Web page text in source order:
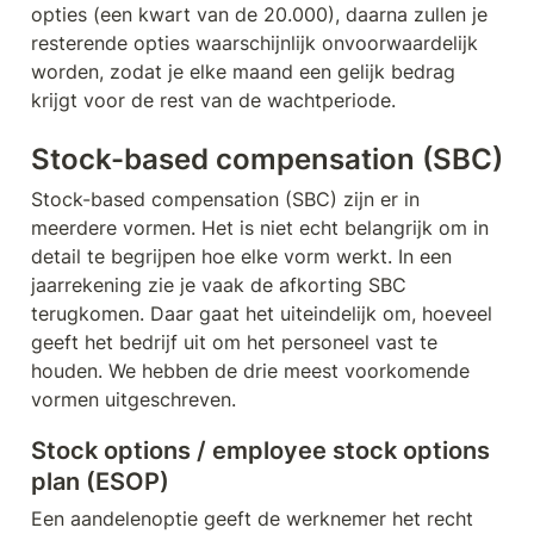
opties (een kwart van de 20.000), daarna zullen je
resterende opties waarschijnlijk onvoorwaardelijk
worden, zodat je elke maand een gelijk bedrag
krijgt voor de rest van de wachtperiode.
Stock-based compensation (SBC)
Stock-based compensation (SBC) zijn er in
meerdere vormen. Het is niet echt belangrijk om in
detail te begrijpen hoe elke vorm werkt. In een
jaarrekening zie je vaak de afkorting SBC
terugkomen. Daar gaat het uiteindelijk om, hoeveel
geeft het bedrijf uit om het personeel vast te
houden. We hebben de drie meest voorkomende
vormen uitgeschreven.
Stock options / employee stock options
plan (ESOP)
Een aandelenoptie geeft de werknemer het recht